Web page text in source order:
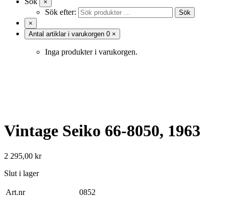
×
Sök efter:
Sök
×
Antal artiklar i varukorgen 0 ×
Inga produkter i varukorgen.
Vintage Seiko 66-8050, 1963
2 295,00 kr
Slut i lager
Art.nr
0852